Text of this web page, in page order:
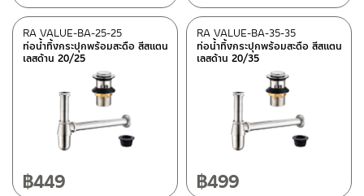
โครเมียมเงา(18)
ดำ(2)
(1)
หมวดสินค้า
BEN-fittings
Rasland-Fittings
ท่อน้ำทิ้งกระปุกพร้อมสะดือ สีสแตน
เลสด้าน 20/25
RA VALUE-BA-25-25
฿449
ท่อน้ำทิ้งกระปุกพร้อมสะดือ สีสแตน
เลสด้าน 20/35
RA VALUE-BA-35-35
฿499